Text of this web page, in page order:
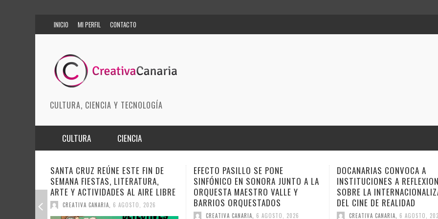
INICIO MI PERFIL CONTACTO
CULTURA, CIENCIA Y TECNOLOGÍA
CULTURA
ARTES ESCÉNICAS
MODA
CIENCIA
INNOVACIÓN
CIENCIAS DE LA TIERRA
EFECTO PASILLO SE PONE
SINFÓNICO EN SONORA JUNTO A LA
ORQUESTA MAESTRO VALLE Y
BARRIOS ORQUESTADOS
CREATIVA CANARIA, 6 AGOSTO, 2026
DOCANARIAS CONVOCA A
INSTITUCIONES A REFLEXIONAR
SOBRE LA INTERNACIONALIZACIÓN
DEL CINE DE REALIDAD
CREATIVA CANARIA 6 AGOSTO, 2026
ANA TOVAR, FIDEL GALBÁN Y
GEMAGE LLEVAN SUS
ESTE FIN DE SEMANA A
CUENTO
CREATIVA CANARIA 6 AGOSTO,